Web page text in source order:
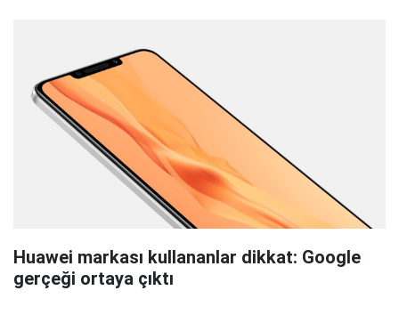
Huawei markası kullananlar dikkat: Google
gerçeği ortaya çıktı